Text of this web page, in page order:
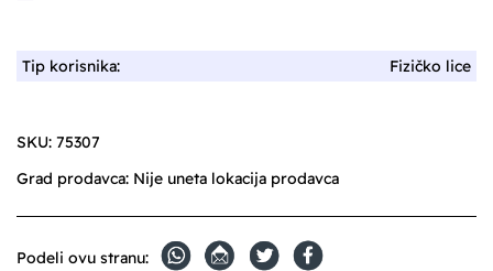
Tip korisnika: Fizičko lice
SKU: 75307
Grad prodavca: Nije uneta lokacija prodavca
Podeli ovu stranu: